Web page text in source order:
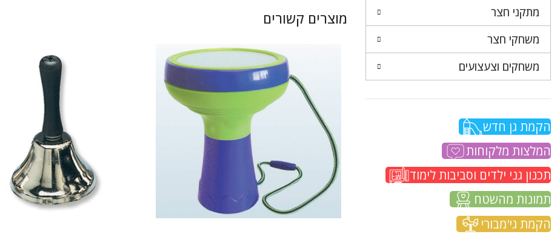
מתקני חצר
משחקי חצר
משחקים וצעצועים
הקמת גן חדש
המלצות מלקוחות
תכנון גני ילדים וסביבות לימוד
תמונות מהשטח
הקמת גי'מבורי
מוצרים קשורים